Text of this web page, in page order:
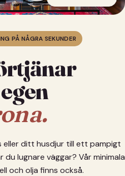
PÅ NÅGRA SEKUNDER
eller ditt husdjur till ett pampigt
lugnare väggar? Vår minimala
och olja finns också.